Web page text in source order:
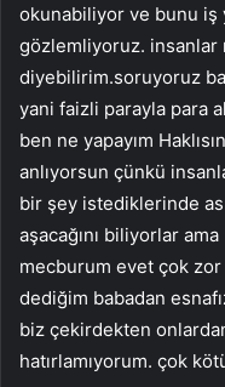
okunabiliyor ve bunu
gözlemliyoruz.
diyebilirim.soruyoruz
yani faizli parayla para
ben ne yapayım
anlıyorsun çünkü
bir şey istediklerinde
aşacağını biliyorlar
mecburum evet çok
dediğim babadan
biz çekirdekten
hatırlamıyorum. çok